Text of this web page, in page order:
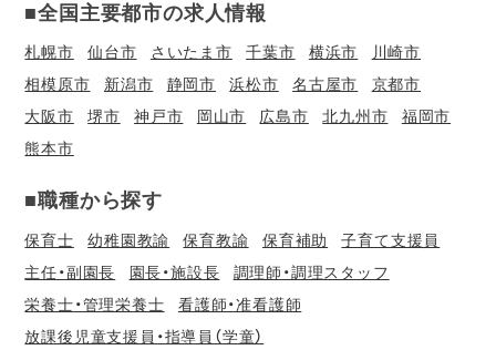
■全国主要都市の求人情報
札幌市 仙台市 さいたま市 千葉市 横浜市
川崎市
相模原市
新潟市 静岡市 浜松市 名古屋市
京都市
大阪市
堺市 神戸市 岡山市 広島市 北九州市
福岡市
熊本市
■職種から探す
保育士 幼稚園教諭 保育教諭 保育補助
子育て支援員
主任・副園長
園長・施設長
調理師・調理スタッフ
栄養士・管理栄養士
看護師・准看護師
放課後児童支援員・指導員（学童）